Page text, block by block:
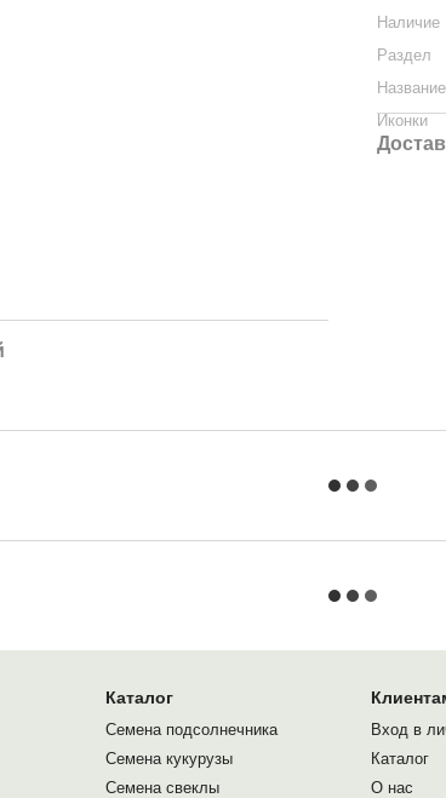
Наличие
Раздел
Название
Иконки
Каталог
Семена подсолнечника
Семена кукурузы
Семена свеклы
Вход в
Каталог
О нас